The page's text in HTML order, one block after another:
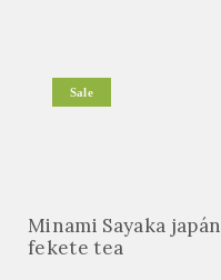
Sale
Minami Sayaka japán
fekete tea